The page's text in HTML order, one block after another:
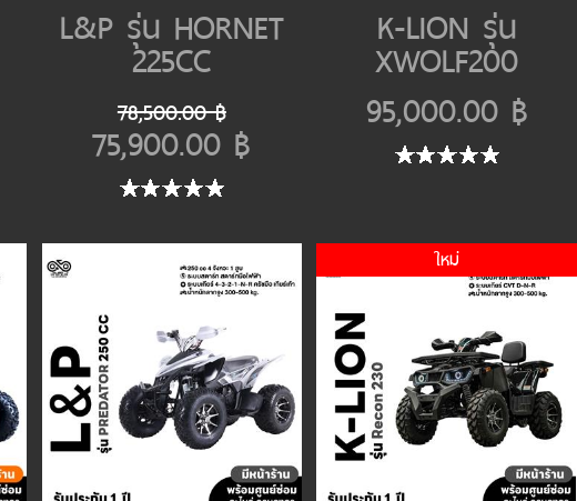
L&P รุ่น HORNET
225CC
78,500.00 ฿
75,900.00 ฿
K-LION รุ่น
XWOLF200
95,000.00 ฿
ใหม่